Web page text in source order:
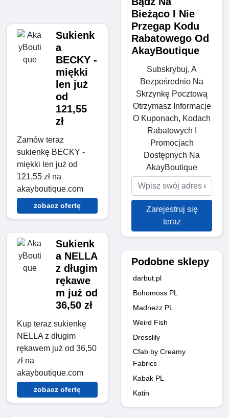
Sukienk
a
BECKY -
miękki
len już
od
121,55
zł
Zamów teraz
sukienkę BECKY -
miękki len już od
121,55 zł na
akayboutique.com
zobacz ofertę
Sukienk
a NELLA
z długim
rękawe
m już od
36,50 zł
Kup teraz sukienkę
NELLA z długim
rękawem już od 36,50
zł na
akayboutique.com
zobacz ofertę
Bieżąco I Nie
Przegap Kodu
Rabatowego Od
AkayBoutique
Subskrybuj, A
Bezpośrednio Na
Skrzynkę Pocztową
Otrzymasz Informacje
O Kuponach, Kodach
Rabatowych I
Promocjach
Dostępnych Na
AkayBoutique
Zarejestruj się
teraz
Podobne sklepy
darbut.pl
Bohomoss PL
Madnezz PL
Weird Fish
Dresslily
Cfab by Creamy
Fabrics
Kabak PL
Katin